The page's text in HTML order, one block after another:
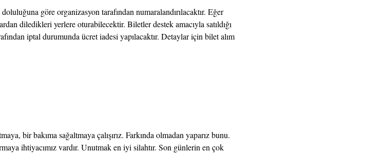
göre organizasyon tarafından numaralandırılacaktır. Eğer
diledikleri yerlere oturabilecektir. Biletler destek amacıyla satıldığı
iptal durumunda ücret iadesi yapılacaktır. Detaylar için bilet alım
bir bakıma sağaltmaya çalışırız. Farkında olmadan yaparız bunu.
ihtiyacımız vardır. Unutmak en iyi silahtır. Son günlerin en çok